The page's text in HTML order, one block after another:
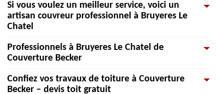
Si vous voulez un meilleur service, voici un
artisan couvreur professionnel à Bruyeres Le
Chatel
Couverture Becker est une entreprise de couverture active et opérant à
Bruyeres Le Chatel 91680, pour tous travaux concernant la toiture, que ce
ou de restauration, travaux de réparation ou d’entretien. Avoir un toit
répondant au critère dicté par les normes en vigueur est essentiel.
Professionnels à Bruyeres Le Chatel de
Couverture Becker
Vous pensez contacter une entreprise de couverture pour faire vos travaux
de toiture ? Le couvreur soigne ou répare les toitures d'immeubles ou des
Confiez vos travaux de toiture à Couverture
Becker – devis toit gratuit